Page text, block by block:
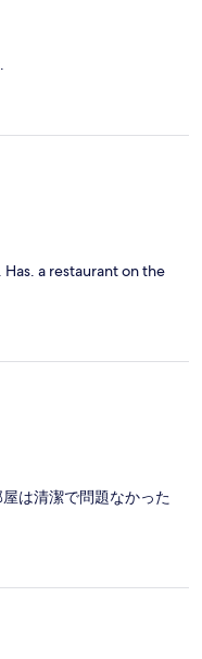
a restaurant on the
は清潔で問題なかった